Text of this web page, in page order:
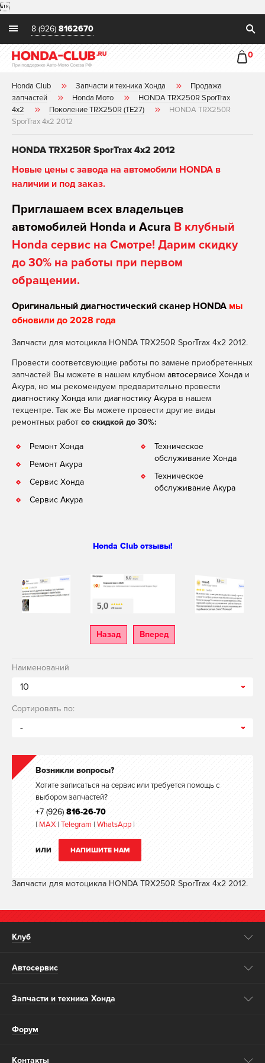

8 (926) 8162670
0
Honda Club Запчасти и техника Хонда
Продажа
запчастей
Honda Мото
HONDA TRX250R SporTrax
4x2
Поколение TRX250R (TE27)
HONDA TRX250R
SporTrax 4x2 2012
HONDA TRX250R SporTrax 4x2 2012
Новые цены с завода на автомобили HONDA в
наличии и под заказ.
Приглашаем всех владельцев
автомобилей Honda и Acura В клубный
Honda сервис на Смотре! Дарим скидку
до 30% на работы при первом
обращении.
Оригинальный диагностический сканер HONDA мы
обновили до 2028 года
Запчасти для мотоцикла HONDA TRX250R SporTrax 4x2 2012.
Провести соответсвующие работы по замене приобретенных
запчастей Вы можете в нашем клубном автосервисе Хонда и
Акура, но мы рекомендуем предварительно провести
диагностику Хонда или диагностику Акура в нашем
техцентре. Так же Вы можете провести другие виды
ремонтных работ со скидкой до 30%:
Ремонт Хонда
Ремонт Акура
Сервис Хонда
Сервис Акура
Техническое
обслуживание Хонда
Техническое
обслуживание Акура
Honda Club отзывы!
Назад Вперед
Наименований
10
Сортировать по:
-
Возникли вопросы?
Хотите записаться на сервис или требуется помощь с
выбором запчастей?
+7 (926) 816-26-70
| MAX | Telegram | WhatsApp |
ИЛИ НАПИШИТЕ НАМ
Запчасти для мотоцикла HONDA TRX250R SporTrax 4x2 2012.
Клуб
Автосервис
Запчасти и техника Хонда
Форум
Контакты